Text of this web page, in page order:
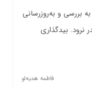
بررسی و به‌روزرسانی
نرود. بیدگذاری
فاطمه هدیه‌لو